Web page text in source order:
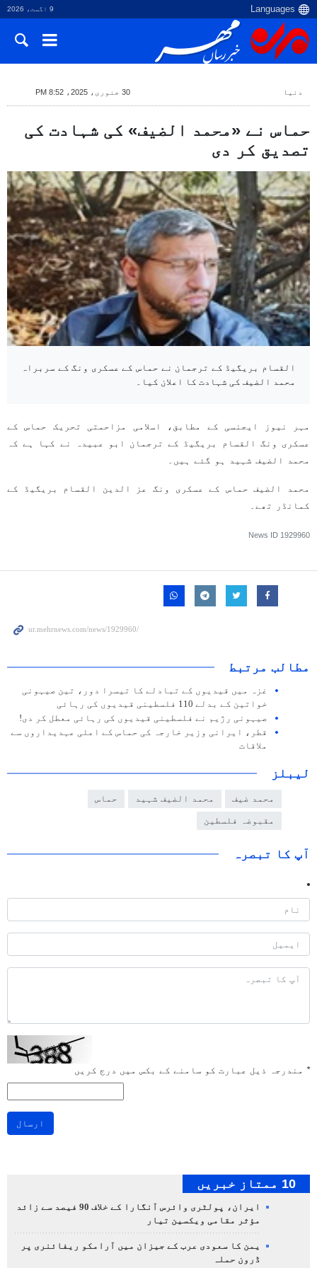
9 اگست، 2026
دنیا 30 جنوری، 2025، 8:52 PM
حماس نے «محمد الضیف» کی شہادت کی
تصدیق کر دی
القسام بریگیڈ کے ترجمان نے حماس کے عسکری ونگ کے سربراہ
محمد الضیف کی شہادت کا اعلان کیا۔
مہر نیوز ایجنسی کے مطابق، اسلامی مزاحمتی تحریک حماس کے
عسکری ونگ القسام بریگیڈ کے ترجمان ابو عبیدہ نے کہا ہے کہ
محمد الضیف شہید ہو گئے ہیں۔
محمد الضیف حماس کے عسکری ونگ عز الدین القسام بریگیڈ کے
کمانڈر تھے۔
News ID 1929960
مطالب مرتبط
غزہ میں قیدیوں کے تبادلے کا تیسرا دور، تین صیہونی
خواتین کے بدلے 110 فلسطینی قیدیوں کی رہائی
صیہونی رژیم نے فلسطینی قیدیوں کی رہائی معطل کر دی!
قطر، ایرانی وزیر خارجہ کی حماس کے اعلی عہدیداروں سے
ملاقات
لیبلز
محمد ضیف محمد الضیف شہید حماس
مقبوضہ فلسطین
آپ کا تبصرہ
* مندرجہ ذیل عبارت کو سامنے کے بکس میں درج کریں
ارسال
10 ممتاز خبریں
ایران، پولٹری وائرس آنگارا کے خلاف 90 فیصد سے زائد
مؤثر مقامی ویکسین تیار
یمن کا سعودی عرب کے جیزان میں آرامکو ریفائنری پر
ڈرون حملہ